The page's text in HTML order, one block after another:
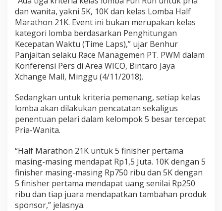
dan wanita, yakni 5K, 10K dan kelas Lomba Half
Marathon 21K. Event ini bukan merupakan kelas
kategori lomba berdasarkan Penghitungan
Kecepatan Waktu (Time Laps),” ujar Benhur
Panjaitan selaku Race Managemen PT. PWM dalam
Konferensi Pers di Area WICO, Bintaro Jaya
Xchange Mall, Minggu (4/11/2018).
Sedangkan untuk kriteria pemenang, setiap kelas
lomba akan dilakukan pencatatan sekaligus
penentuan pelari dalam kelompok 5 besar tercepat
Pria-Wanita.
“Half Marathon 21K untuk 5 finisher pertama
masing-masing mendapat Rp1,5 Juta. 10K dengan 5
finisher masing-masing Rp750 ribu dan 5K dengan
5 finisher pertama mendapat uang senilai Rp250
ribu dan tiap juara mendapatkan tambahan produk
sponsor,” jelasnya.